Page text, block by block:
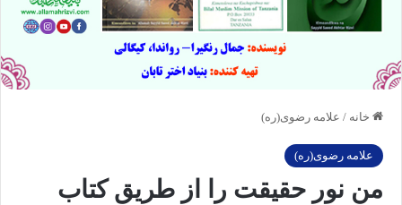
خانه / علامه رضوی(ره)
علامه رضوی(ره)
من نور حقیقت را از طریق کتاب